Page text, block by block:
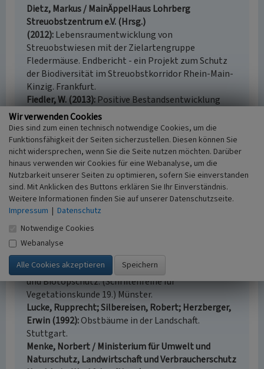
Dietz, Markus / MainÄppelHaus Lohrberg
Streuobstzentrum e.V. (Hrsg.)
(2012) Lebensraumentwicklung von
Streuobstwiesen mit der Zielartengruppe
Fledermäuse. Endbericht - ein Projekt zum Schutz
der Biodiversität im Streuobstkorridor Rhein-Main-
Kinzig. Frankfurt.
Fiedler, W. (2013) Positive Bestandsentwicklung
durch Nisthilfen: Steinkauz-Streuobstkauz. In: Der
Falke: Journal für Vogelbeobachter, 60(11), S. 462-
463. Wiebelsheim.
Holstein, J.; Funke, W. (1995) Käfer- und
Spinnengesellschaften süddeutscher
Streuobstwiesen. In: Mitt. Dtsch. Ges. Allg. Angew.
Ent, 10, S. 309-312. o. O.
Korneck, Dieter; Sukopp, Herbert /
Bundesforschungsanstalt für Naturschutz und
Landschaftsökologie (Hrsg.) (1988)
der Bundesrepublik Deutschland ausgestorbenen,
verschollenen und gefährdeten Farn- und
Blütenpflanzen und ihre Auswertung für den Arten-
und Biotopschutz. (Schriftenreihe für
Vegetationskunde 19.) Münster.
Lucke, Rupprecht; Silbereisen, Robert; Herzberger,
Erwin (1992) Obstbäume in der Landschaft.
Stuttgart.
Menke, Norbert / Ministerium für Umwelt und
Naturschutz, Landwirtschaft und Verbraucherschutz
Wir verwenden Cookies
Dies sind zum einen technisch notwendige Cookies, um die
Funktionsfähigkeit der Seiten sicherzustellen. Diesen können Sie
nicht widersprechen, wenn Sie die Seite nutzen möchten. Darüber
hinaus verwenden wir Cookies für eine Webanalyse, um die
Nutzbarkeit unserer Seiten zu optimieren, sofern Sie einverstanden
sind. Mit Anklicken des Buttons erklären Sie Ihr Einverständnis.
Weitere Informationen finden Sie auf unserer Datenschutzseite.
Impressum | Datenschutz
Notwendige Cookies
Webanalyse